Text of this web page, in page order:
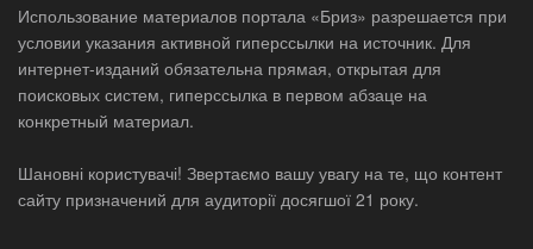
Использование материалов портала «Бриз» разрешается при
условии указания активной гиперссылки на источник. Для
интернет-изданий обязательна прямая, открытая для
поисковых систем, гиперссылка в первом абзаце на
конкретный материал.
Шановні користувачі! Звертаємо вашу увагу на те, що контент
сайту призначений для аудиторії досягшої 21 року.